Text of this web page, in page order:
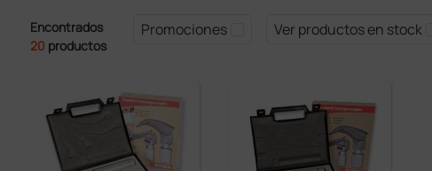
Encontrados
20 productos
Promociones Ver productos en stock